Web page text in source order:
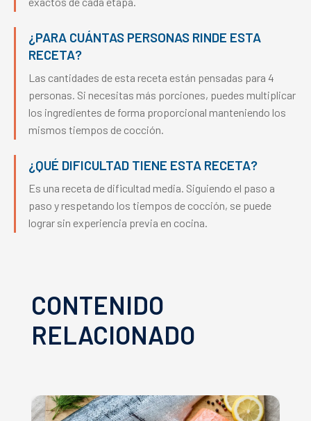
¿PARA CUÁNTAS PERSONAS RINDE ESTA
RECETA?
Las cantidades de esta receta están pensadas para 4
personas. Si necesitas más porciones, puedes multiplicar
los ingredientes de forma proporcional manteniendo los
mismos tiempos de cocción.
¿QUÉ DIFICULTAD TIENE ESTA RECETA?
Es una receta de dificultad media. Siguiendo el paso a
paso y respetando los tiempos de cocción, se puede
lograr sin experiencia previa en cocina.
CONTENIDO
RELACIONADO